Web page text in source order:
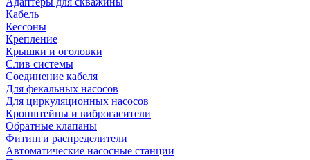
Кабель
Кессоны
Крепление
Крышки и оголовки
Слив системы
Соединение кабеля
Для фекальных насосов
Для циркуляционных насосов
Кронштейны и виброгасители
Обратные клапаны
Фитинги распределители
Автоматические насосные станции